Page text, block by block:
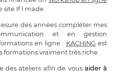
site If I made.
des années compléter mes
et en gestion
en ligne : KACHING est
formations vraiment très riche.
des ateliers afin de vousaider à